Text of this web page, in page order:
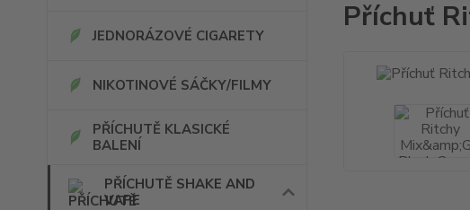
JEDNORÁZOVÉ CIGARETY
NIKOTINOVÉ SÁČKY/FILMY
PŘÍCHUTĚ KLASICKÉ
BALENÍ
PŘÍCHUTĚ SHAKE AND
VAPE
Příchuť